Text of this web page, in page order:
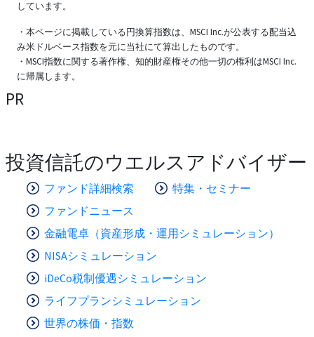
しています。
・本ページに掲載している円換算指数は、MSCI Inc.が公表する配当込
み米ドルベース指数を元に当社にて算出したものです。
・MSCI指数に関する著作権、知的財産権その他一切の権利はMSCI Inc.
に帰属します。
PR
投資信託のウエルスアドバイザー
ファンド詳細検索
特集・セミナー
ファンドニュース
金融電卓（資産形成・運用シミュレーション）
NISAシミュレーション
iDeCo税制優遇シミュレーション
ライフプランシミュレーション
世界の株価・指数